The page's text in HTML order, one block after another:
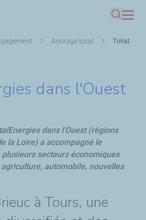
contenuAncrage local
Total
dans l'Ouest
dans l’Ouest (régions
la Loire) a accompagné le
secteurs économiques
automobile, nouvelles
à Tours, une